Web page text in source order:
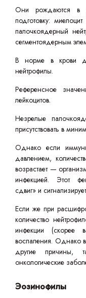
Они рождаются в
подготовку:
палочкоядерный
сегментоядерным
В норме в крови
нейтрофилы.
Референсное
лейкоцитов.
Незрелые
присутствовать в
Однако если
давлением,
возрастает —
инфекцией. Этот
сдвиг» и
Если же при
количество
инфекции (скорее
воспаления. Однако в
другие причины,
онкологические
Эозинофилы